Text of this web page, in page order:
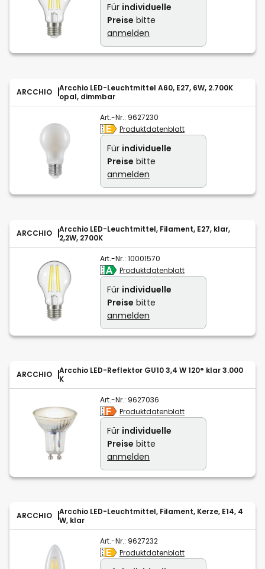
Für individuelle
Preise bitte
anmelden
ARCCHIO
Arcchio LED-Leuchtmittel A60, E27, 6W, 2.700K
opal, dimmbar
Art.-Nr.: 9627230
Produktdatenblatt
Für individuelle
Preise bitte
anmelden
ARCCHIO
Arcchio LED-Leuchtmittel, Filament, E27, klar,
2,2W, 2700K
Art.-Nr.: 10001570
Produktdatenblatt
Für individuelle
Preise bitte
anmelden
ARCCHIO
Arcchio LED-Reflektor GU10 3,4 W 120° klar 3.000
K
Art.-Nr.: 9627036
Produktdatenblatt
Für individuelle
Preise bitte
anmelden
ARCCHIO
Arcchio LED-Leuchtmittel, Filament, Kerze, E14, 4
W, klar
Art.-Nr.: 9627232
Produktdatenblatt